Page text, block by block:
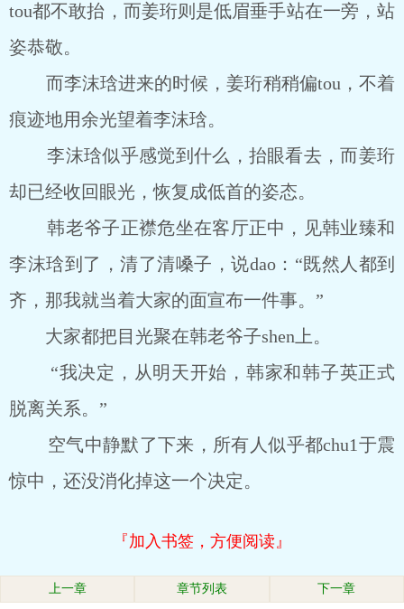
tou都不敢抬，而姜珩则是低眉垂手站在一旁，站
姿恭敬。
而李沫琀进来的时候，姜珩稍稍偏tou，不着
痕迹地用余光望着李沫琀。
李沫琀似乎感觉到什么，抬眼看去，而姜珩
却已经收回眼光，恢复成低首的姿态。
韩老爷子正襟危坐在客厅正中，见韩业臻和
李沫琀到了，清了清嗓子，说dao：“既然人都到
齐，那我就当着大家的面宣布一件事。”
大家都把目光聚在韩老爷子shen上。
“我决定，从明天开始，韩家和韩子英正式
脱离关系。”
空气中静默了下来，所有人似乎都chu1于震
惊中，还没消化掉这一个决定。
『加入书签，方便阅读』
上一章 章节列表 下一章